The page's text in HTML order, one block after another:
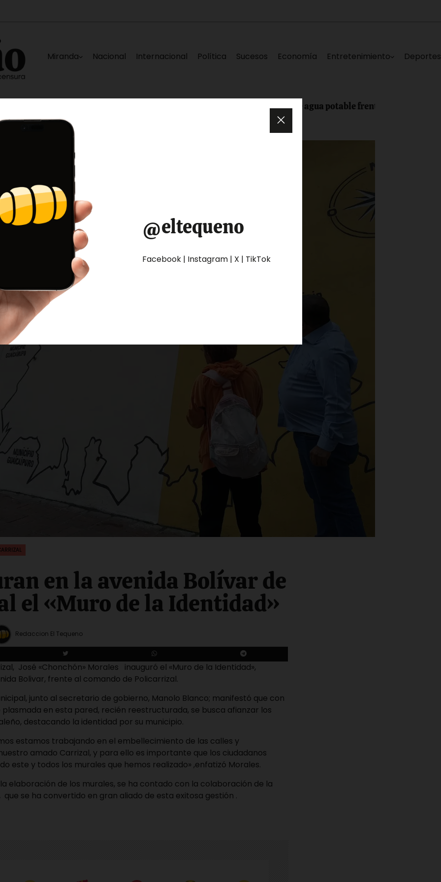
Miranda Nacional Internacional Política Sucesos Economía Entretenimiento Deportes
Metro Los Teques ejecuta sustitución de tubería de agua potable frente al Hospital Victorino
en la avenida Bolívar de
el «Muro de la Identidad»
Redaccion El Tequeno
José «Chonchón» Morales inauguró el «Muro de la Identidad»,
Bolivar, frente al comando de Policarrizal.
junto al secretario de gobierno, Manolo Blanco; manifestó que con
en esta pared, recién reestructurada, se busca afianzar los
destacando la identidad por su municipio.
estamos trabajando en el embellecimiento de las calles y
amado Carrizal, y para ello es importante que los ciudadanos
este y todos los murales que hemos realizado» ,enfatizó Morales.
elaboración de los murales, se ha contado con la colaboración de la
se ha convertido en gran aliado de esta exitosa gestión .
@eltequeno
Facebook | Instagram | X | TikTok